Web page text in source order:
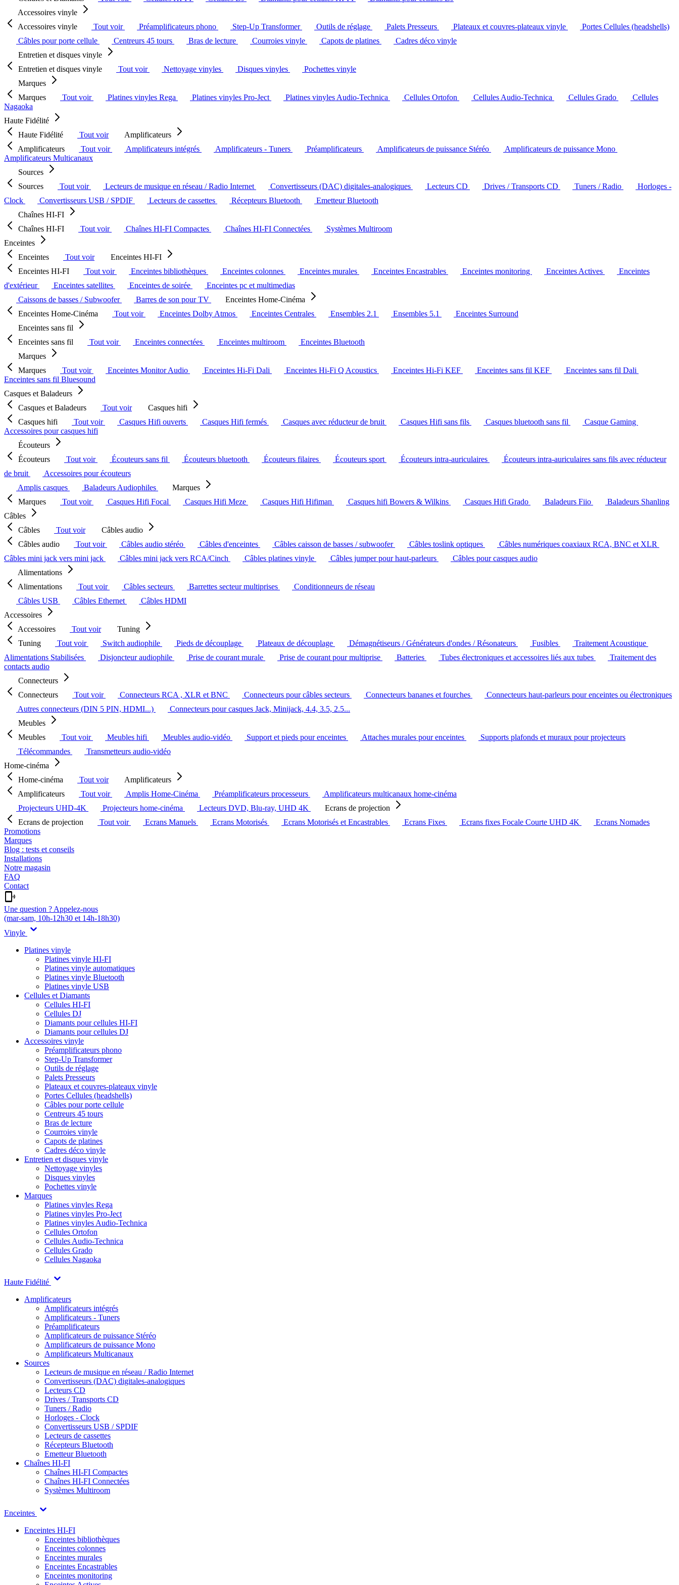
Accessoires vinyle
Accessoires vinyle
Tout voir Préamplificateurs phono Step-Up Transformer Outils de réglage Palets Presseurs Plateaux et couvres-plateaux vinyle
Portes Cellules (headshells)
Câbles pour porte cellule
Centreurs 45 tours Bras de lecture Courroies vinyle Capots de platines
Cadres déco vinyle
Entretien et disques vinyle
Entretien et disques vinyle
Tout voir Nettoyage vinyles Disques vinyles
Pochettes vinyle
Marques
Marques
Tout voir Platines vinyles Rega Platines vinyles Pro-Ject Platines vinyles Audio-Technica Cellules Ortofon Cellules Audio-Technica Cellules Grado
Cellules
Nagaoka
Haute Fidélité
Haute Fidélité
Tout voir
Amplificateurs
Amplificateurs
Tout voir Amplificateurs intégrés Amplificateurs - Tuners Préamplificateurs Amplificateurs de puissance Stéréo
Amplificateurs de puissance Mono
Amplificateurs Multicanaux
Sources
Sources
Tout voir Lecteurs de musique en réseau / Radio Internet Convertisseurs (DAC) digitales-analogiques Lecteurs CD Drives / Transports CD Tuners / Radio
Horloges -
Clock
Convertisseurs USB / SPDIF Lecteurs de cassettes Récepteurs Bluetooth
Emetteur Bluetooth
Chaînes HI-FI
Chaînes HI-FI
Tout voir Chaînes HI-FI Compactes Chaînes HI-FI Connectées
Systèmes Multiroom
Enceintes
Enceintes
Tout voir
Enceintes HI-FI
Enceintes HI-FI
Tout voir Enceintes bibliothèques Enceintes colonnes Enceintes murales Enceintes Encastrables Enceintes monitoring Enceintes Actives
Enceintes
d'extérieur
Enceintes satellites Enceintes de soirée
Enceintes pc et multimedias
Caissons de basses / Subwoofer
Barres de son pour TV
Enceintes Home-Cinéma
Enceintes Home-Cinéma
Tout voir Enceintes Dolby Atmos Enceintes Centrales Ensembles 2.1 Ensembles 5.1
Enceintes Surround
Enceintes sans fil
Enceintes sans fil
Tout voir Enceintes connectées Enceintes multiroom
Enceintes Bluetooth
Marques
Marques
Tout voir Enceintes Monitor Audio Enceintes Hi-Fi Dali Enceintes Hi-Fi Q Acoustics Enceintes Hi-Fi KEF Enceintes sans fil KEF
Enceintes sans fil Dali
Enceintes sans fil Bluesound
Casques et Baladeurs
Casques et Baladeurs
Tout voir
Casques hifi
Casques hifi
Tout voir Casques Hifi ouverts Casques Hifi fermés Casques avec réducteur de bruit Casques Hifi sans fils Casques bluetooth sans fil
Casque Gaming
Accessoires pour casques hifi
Écouteurs
Écouteurs
Tout voir Écouteurs sans fil Écouteurs bluetooth Écouteurs filaires Écouteurs sport Écouteurs intra-auriculaires
Écouteurs intra-auriculaires sans fils avec réducteur
de bruit
Accessoires pour écouteurs
Amplis casques
Baladeurs Audiophiles
Marques
Marques
Tout voir Casques Hifi Focal Casques Hifi Meze Casques Hifi Hifiman Casques hifi Bowers & Wilkins Casques Hifi Grado Baladeurs Fiio
Baladeurs Shanling
Câbles
Câbles
Tout voir
Câbles audio
Câbles audio
Tout voir Câbles audio stéréo Câbles d'enceintes Câbles caisson de basses / subwoofer Câbles toslink optiques
Câbles numériques coaxiaux RCA, BNC et XLR
Câbles mini jack vers mini jack
Câbles mini jack vers RCA/Cinch Câbles platines vinyle Câbles jumper pour haut-parleurs
Câbles pour casques audio
Alimentations
Alimentations
Tout voir Câbles secteurs Barrettes secteur multiprises
Conditionneurs de réseau
Câbles USB
Câbles Ethernet
Câbles HDMI
Accessoires
Accessoires
Tout voir
Tuning
Tuning
Tout voir Switch audiophile Pieds de découplage Plateaux de découplage Démagnétiseurs / Générateurs d'ondes / Résonateurs Fusibles
Traitement Acoustique
Alimentations Stabilisées
Disjoncteur audiophile Prise de courant murale Prise de courant pour multiprise Batteries Tubes électroniques et accessoires liés aux tubes
Traitement des
contacts audio
Connecteurs
Connecteurs
Tout voir Connecteurs RCA , XLR et BNC Connecteurs pour câbles secteurs Connecteurs bananes et fourches
Connecteurs haut-parleurs pour enceintes ou électroniques
Autres connecteurs (DIN 5 PIN, HDMI...)
Connecteurs pour casques Jack, Minijack, 4.4, 3.5, 2.5...
Meubles
Meubles
Tout voir Meubles hifi Meubles audio-vidéo Support et pieds pour enceintes Attaches murales pour enceintes
Supports plafonds et muraux pour projecteurs
Télécommandes
Transmetteurs audio-vidéo
Home-cinéma
Home-cinéma
Tout voir
Amplificateurs
Amplificateurs
Tout voir Amplis Home-Cinéma Préamplificateurs processeurs
Amplificateurs multicanaux home-cinéma
Projecteurs UHD-4K
Projecteurs home-cinéma Lecteurs DVD, Blu-ray, UHD 4K
Ecrans de projection
Ecrans de projection
Tout voir Ecrans Manuels Ecrans Motorisés Ecrans Motorisés et Encastrables Ecrans Fixes Ecrans fixes Focale Courte UHD 4K
Ecrans Nomades
Promotions
Marques
Blog : tests et conseils
Installations
Notre magasin
FAQ
Contact
Une question ? Appelez-nous
(mar-sam, 10h-12h30 et 14h-18h30)
Vinyle
Platines vinyle
Platines vinyle HI-FI
Platines vinyle automatiques
Platines vinyle Bluetooth
Platines vinyle USB
Cellules et Diamants
Cellules HI-FI
Cellules DJ
Diamants pour cellules HI-FI
Diamants pour cellules DJ
Accessoires vinyle
Préamplificateurs phono
Step-Up Transformer
Outils de réglage
Palets Presseurs
Plateaux et couvres-plateaux vinyle
Portes Cellules (headshells)
Câbles pour porte cellule
Centreurs 45 tours
Bras de lecture
Courroies vinyle
Capots de platines
Cadres déco vinyle
Entretien et disques vinyle
Nettoyage vinyles
Disques vinyles
Pochettes vinyle
Marques
Platines vinyles Rega
Platines vinyles Pro-Ject
Platines vinyles Audio-Technica
Cellules Ortofon
Cellules Audio-Technica
Cellules Grado
Cellules Nagaoka
Haute Fidélité
Amplificateurs
Amplificateurs intégrés
Amplificateurs - Tuners
Préamplificateurs
Amplificateurs de puissance Stéréo
Amplificateurs de puissance Mono
Amplificateurs Multicanaux
Sources
Lecteurs de musique en réseau / Radio Internet
Convertisseurs (DAC) digitales-analogiques
Lecteurs CD
Drives / Transports CD
Tuners / Radio
Horloges - Clock
Convertisseurs USB / SPDIF
Lecteurs de cassettes
Récepteurs Bluetooth
Emetteur Bluetooth
Chaînes HI-FI
Chaînes HI-FI Compactes
Chaînes HI-FI Connectées
Systèmes Multiroom
Enceintes
Enceintes HI-FI
Enceintes bibliothèques
Enceintes colonnes
Enceintes murales
Enceintes Encastrables
Enceintes monitoring